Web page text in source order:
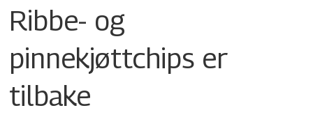
Ribbe- og
pinnekjøttchips er
tilbake